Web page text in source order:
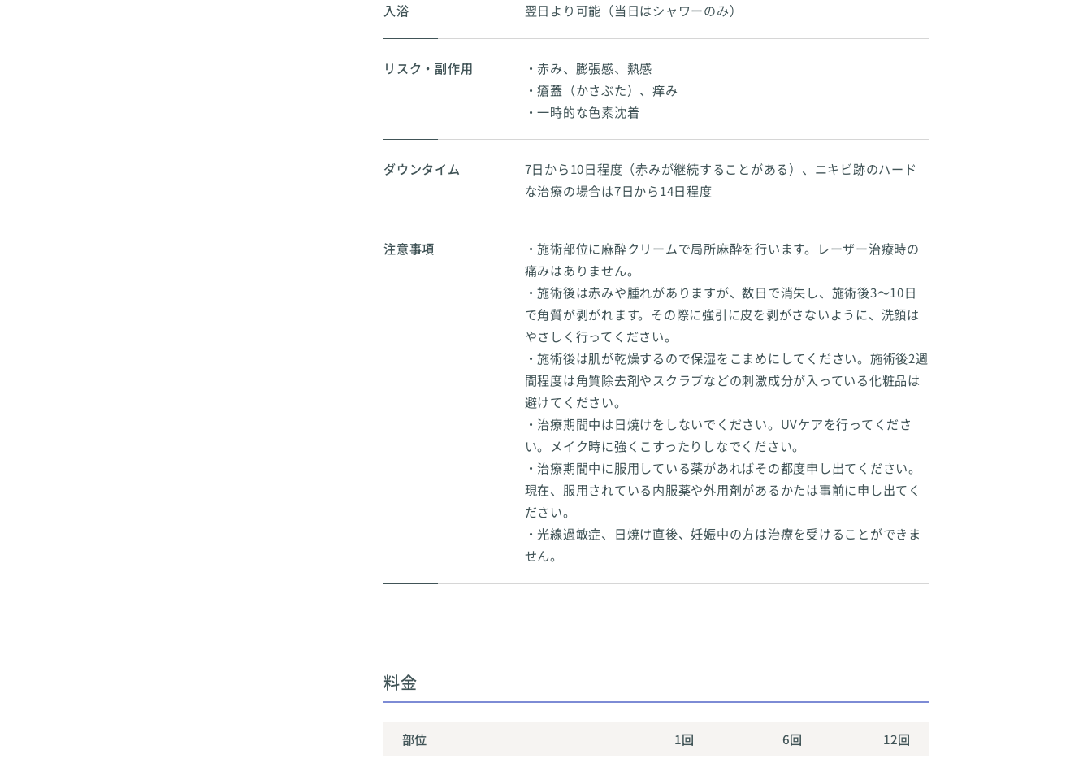
入浴 翌日より可能（当日はシャワーのみ）
リスク・副作用
・赤み、膨張感、熱感
・瘡蓋（かさぶた）、痒み
・一時的な色素沈着
ダウンタイム
7日から10日程度（赤みが継続することがある）、ニキビ跡のハード
な治療の場合は7日から14日程度
注意事項
・施術部位に麻酔クリームで局所麻酔を行います。レーザー治療時の
痛みはありません。
・施術後は赤みや腫れがありますが、数日で消失し、施術後3～10日
で角質が剥がれます。その際に強引に皮を剥がさないように、洗顔は
やさしく行ってください。
・施術後は肌が乾燥するので保湿をこまめにしてください。施術後2週
間程度は角質除去剤やスクラブなどの刺激成分が入っている化粧品は
避けてください。
・治療期間中は日焼けをしないでください。UVケアを行ってくださ
い。メイク時に強くこすったりしなでください。
・治療期間中に服用している薬があればその都度申し出てください。
現在、服用されている内服薬や外用剤があるかたは事前に申し出てく
ださい。
・光線過敏症、日焼け直後、妊娠中の方は治療を受けることができま
せん。
料金
部位 1回 6回 12回